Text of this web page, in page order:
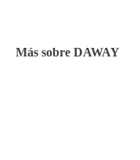
Más sobre DAWAY